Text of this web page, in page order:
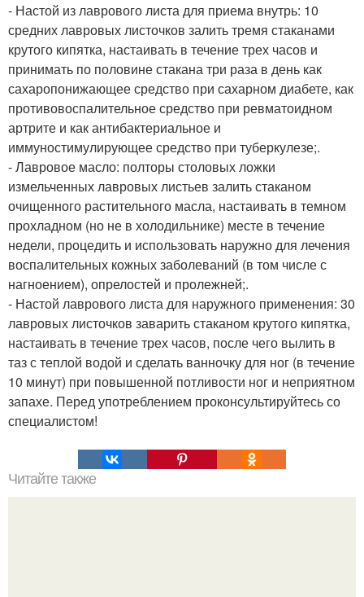
- Настой из лаврового листа для приема внутрь: 10
средних лавровых листочков залить тремя стаканами
крутого кипятка, настаивать в течение трех часов и
принимать по половине стакана три раза в день как
сахаропонижающее средство при сахарном диабете, как
противовоспалительное средство при ревматоидном
артрите и как антибактериальное и
иммуностимулирующее средство при туберкулезе;.
- Лавровое масло: полторы столовых ложки
измельченных лавровых листьев залить стаканом
очищенного растительного масла, настаивать в темном
прохладном (но не в холодильнике) месте в течение
недели, процедить и использовать наружно для лечения
воспалительных кожных заболеваний (в том числе с
нагноением), опрелостей и пролежней;.
- Настой лаврового листа для наружного применения: 30
лавровых листочков заварить стаканом крутого кипятка,
настаивать в течение трех часов, после чего вылить в
таз с теплой водой и сделать ванночку для ног (в течение
10 минут) при повышенной потливости ног и неприятном
запахе. Перед употреблением проконсультируйтесь со
специалистом!
Читайте также